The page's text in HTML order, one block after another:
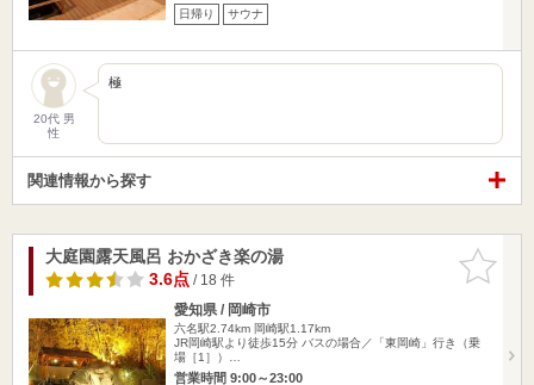
日帰り サウナ
20代 男
性
極
関連情報から探す
お気に入
りに追加
大庭園露天風呂 おかざき楽の湯
3.6点/ 18 件
愛知県 / 岡崎市
六名駅2.74km 岡崎駅1.17km
JR岡崎駅より徒歩15分 バスの場合／「東岡崎」行き（乗
場［1］）…
営業時間 9:00～23:00